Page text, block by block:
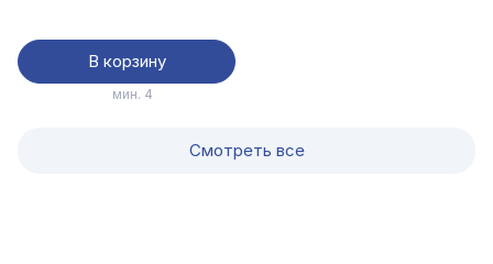
В корзину
мин. 4
Смотреть все